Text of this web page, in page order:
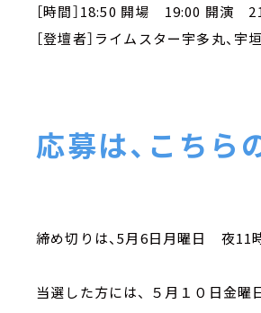
［時間］18:50 開場 19:00 開演
［登壇者］ライムスター宇多丸、宇
応募は、こちら
締め切りは、5月6日月曜日 夜11
当選した方には、 ５月１０日金曜